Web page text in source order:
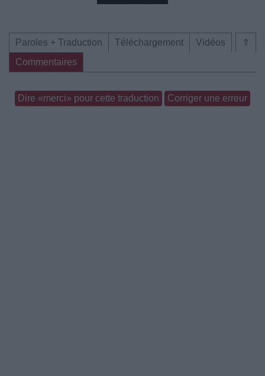
⇑
Paroles + Traduction Téléchargement
Vidéos
Commentaires
Dire «merci» pour cette traduction Corriger une erreur